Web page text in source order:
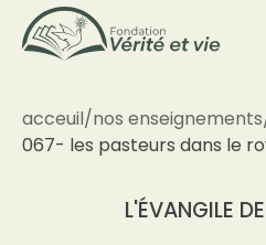
acceuil/nos enseignements
067- les pasteurs dans le
L'ÉVANGILE